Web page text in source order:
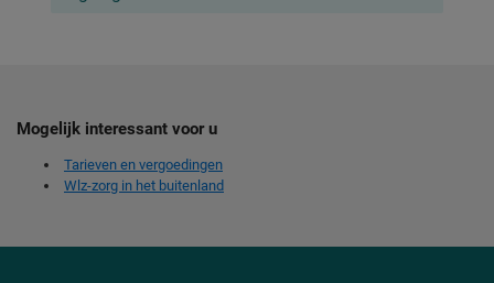
Mogelijk interessant voor u
Tarieven en vergoedingen
Wlz-zorg in het buitenland